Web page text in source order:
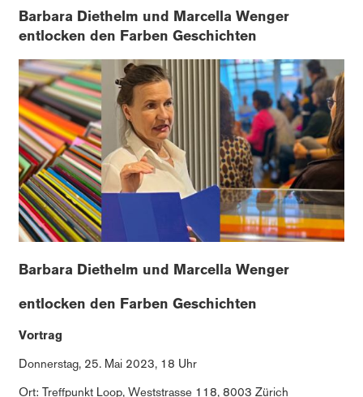
Barbara Diethelm und Marcella Wenger
entlocken den Farben Geschichten
Barbara Diethelm und Marcella Wenger
entlocken den Farben Geschichten
Vortrag
Donnerstag, 25. Mai 2023, 18 Uhr
Ort: Treffpunkt Loop, Weststrasse 118, 8003 Zürich